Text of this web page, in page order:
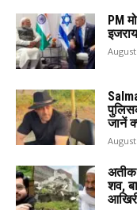
PM
जानें
शव,